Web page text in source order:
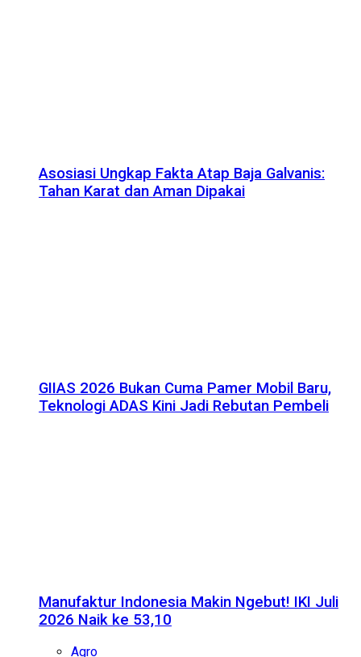
Asosiasi Ungkap Fakta Atap Baja Galvanis:
Tahan Karat dan Aman Dipakai
GIIAS 2026 Bukan Cuma Pamer Mobil Baru,
Teknologi ADAS Kini Jadi Rebutan Pembeli
Manufaktur Indonesia Makin Ngebut! IKI Juli
2026 Naik ke 53,10
Agro